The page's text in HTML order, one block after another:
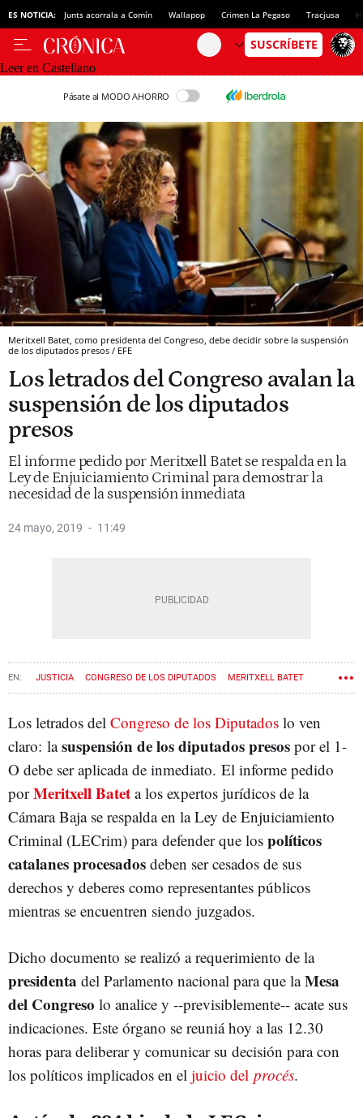
ES NOTICIA: Junts acorrala a Comín Wallapop Crimen La Pegaso Tracjusa
Leer en Castellano
Pásate al MODO AHORRO
Meritxell Batet, como presidenta del Congreso, debe decidir sobre la suspensión
de los diputados presos / EFE
Los letrados del Congreso avalan la
suspensión de los diputados
presos
El informe pedido por Meritxell Batet se respalda en la
Ley de Enjuiciamiento Criminal para demostrar la
necesidad de la suspensión inmediata
24 mayo, 2019 11:49
JUSTICIA CONGRESO DE LOS DIPUTADOS MERITXELL BATET
Los letrados del Congreso de los Diputados lo ven
claro: lasuspensión de los diputados presos por el 1-
O debe ser aplicada de inmediato. El informe pedido
porMeritxell Batet a los expertos jurídicos de la
Cámara Baja se respalda en la Ley de Enjuiciamiento
Criminal (LECrim) para defender que los políticos
catalanes procesados deben ser cesados de sus
derechos y deberes como representantes públicos
mientras se encuentren siendo juzgados.
Dicho documento se realizó a requerimiento de la
presidenta del Parlamento nacional para que laMesa
del Congreso lo analice y --previsiblemente-- acate sus
indicaciones. Este órgano se reuniá hoy a las 12.30
horas para deliberar y comunicar su decisión para con
los políticos implicados en el juicio del procés.